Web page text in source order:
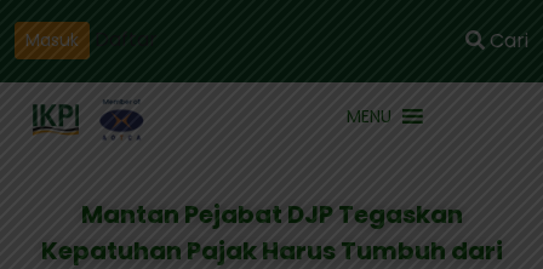
Masuk Cari
MENU
Mantan Pejabat DJP Tegaskan
Kepatuhan Pajak Harus Tumbuh dari